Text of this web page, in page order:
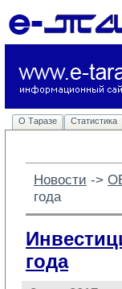
О Таразе Статистика
Новости ->
года
года